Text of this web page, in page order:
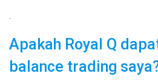
.
Apakah Royal Q
balance trading